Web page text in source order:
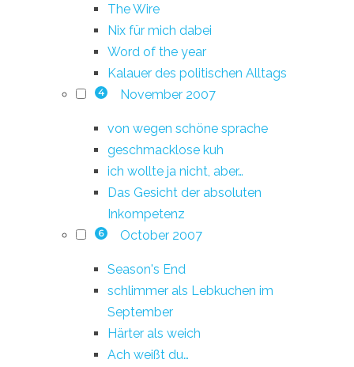
The Wire
Nix für mich dabei
Word of the year
Kalauer des politischen Alltags
4 November 2007
von wegen schöne sprache
geschmacklose kuh
ich wollte ja nicht, aber…
Das Gesicht der absoluten
Inkompetenz
6 October 2007
Season's End
schlimmer als Lebkuchen im
September
Härter als weich
Ach weißt du…